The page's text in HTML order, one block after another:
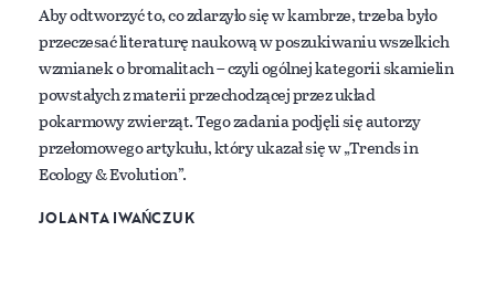
Aby odtworzyć to, co zdarzyło się w kambrze, trzeba było
przeczesać literaturę naukową w poszukiwaniu wszelkich
wzmianek o bromalitach – czyli ogólnej kategorii skamielin
powstałych z materii przechodzącej przez układ
pokarmowy zwierząt. Tego zadania podjęli się autorzy
przełomowego artykułu, który ukazał się w „Trends in
Ecology & Evolution”.
JOLANTA IWAŃCZUK